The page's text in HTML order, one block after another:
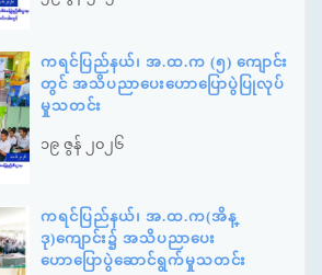
ကရင်ပြည်နယ်၊ အ.ထ.က (၅) ကျောင်း
တွင် အသိပညာပေးဟောပြောပွဲပြုလုပ်
မှုသတင်း
၁၉ ဇွန် ၂၀၂၆
ကရင်ပြည်နယ်၊ အ.ထ.က(အိန္
ဒု)ကျောင်း၌ အသိပညာပေး
ဟောပြောပွဲဆောင်ရွက်မှုသတင်း